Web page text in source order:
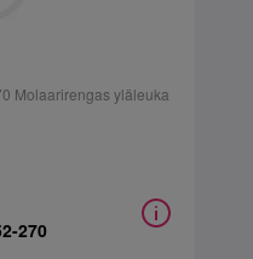
Molaarirengas yläleuka
270